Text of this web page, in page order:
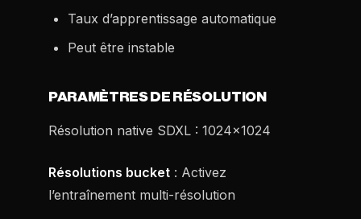
Taux d’apprentissage automatique
Peut être instable
PARAMÈTRES DE RÉSOLUTION
Résolution native SDXL : 1024x1024
Résolutions bucket : Activez
l’entraînement multi-résolution